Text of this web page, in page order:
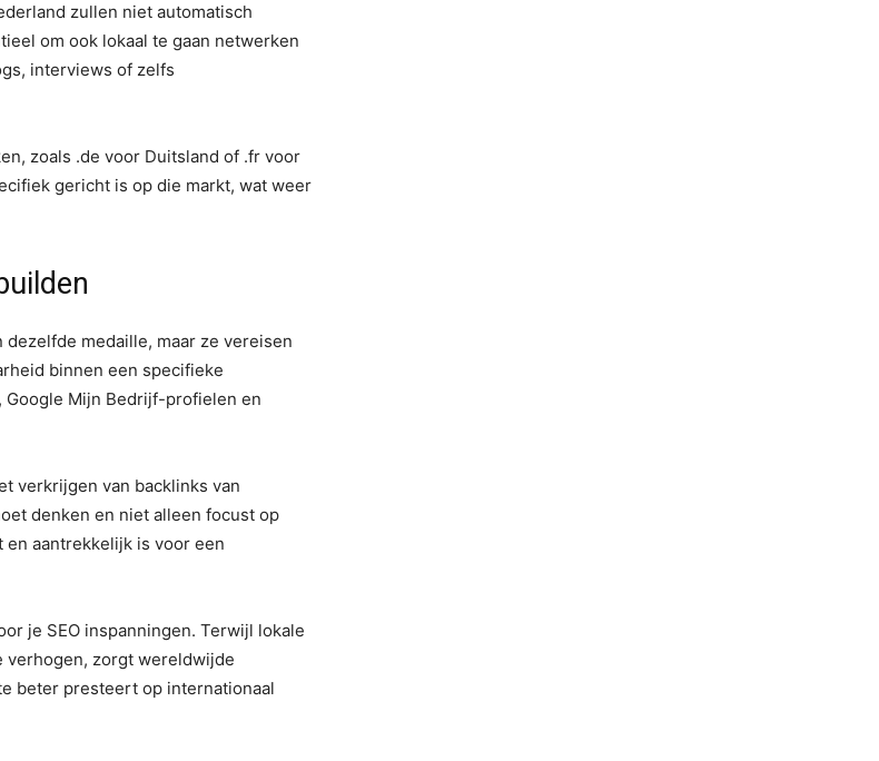
zullen niet automatisch
om ook lokaal te gaan netwerken
interviews of zelfs
zoals .de voor Duitsland of .fr voor
gericht is op die markt, wat weer
medaille, maar ze vereisen
binnen een specifieke
Mijn Bedrijf-profielen en
verkrijgen van backlinks van
denken en niet alleen focust op
aantrekkelijk is voor een
je SEO inspanningen. Terwijl lokale
verhogen, zorgt wereldwijde
beter presteert op internationaal